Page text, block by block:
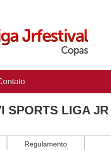
SPORTS LIGA JR
Regulamento